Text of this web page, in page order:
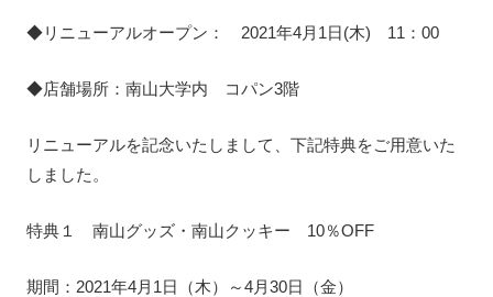
◆リニューアルオープン： 2021年4月1日(木) 11：00
◆店舗場所：南山大学内 コパン3階
リニューアルを記念いたしまして、下記特典をご用意いた
しました。
特典１ 南山グッズ・南山クッキー 10％OFF
期間：2021年4月1日（木）～4月30日（金）